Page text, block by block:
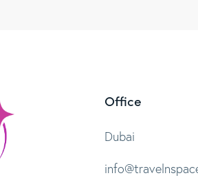
Office
Dubai